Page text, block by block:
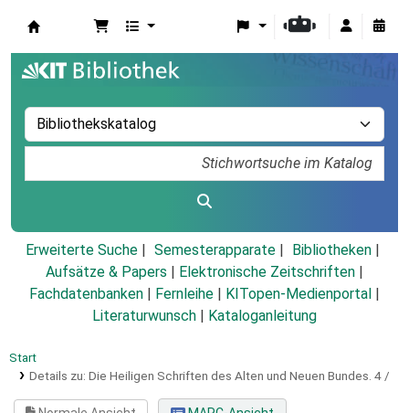
Erweiterte Suche Semesterapparate
Bibliotheken
Aufsätze & Papers
Elektronische Zeitschriften
Fachdatenbanken
Fernleihe KITopen-Medienportal
Literaturwunsch
Kataloganleitung
Start
Details zu: Die Heiligen Schriften des Alten und Neuen Bundes. 4 /